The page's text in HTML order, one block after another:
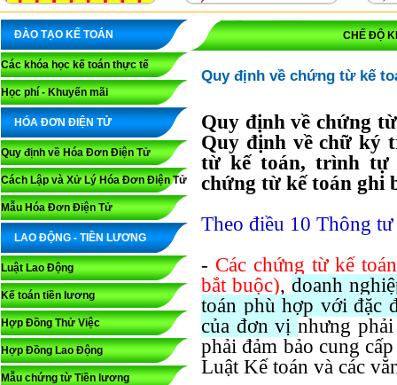
ĐÀO TẠO KẾ TOÁN
Các khóa học kế toán thực tế
Học phí - Khuyến mãi
HÓA ĐƠN ĐIỆN TỬ
Quy định về Hóa Đơn Điện Tử
Cách Lập và Xử Lý Hóa Đơn Điện Tử
Mẫu Hóa Đơn Điện Tử
LAO ĐỘNG - TIỀN LƯƠNG
Luật Lao Động
Kế toán tiền lương
Hợp Đồng Thử Việc
Hợp Đồng Lao Động
Mẫu chứng từ Tiền lương
CHẾ ĐỘ
Quy định về chứng từ kế
Quy định về chứng
Quy định về chữ ký
từ kế toán, trình tự
chứng từ kế toán ghi
Theo điều 10 Thông
- Các chứng từ kế
bắt buộc), doanh
toán phù hợp với đặc
của đơn vị nhưng
phải đảm bảo cung
Luật Kế toán và các